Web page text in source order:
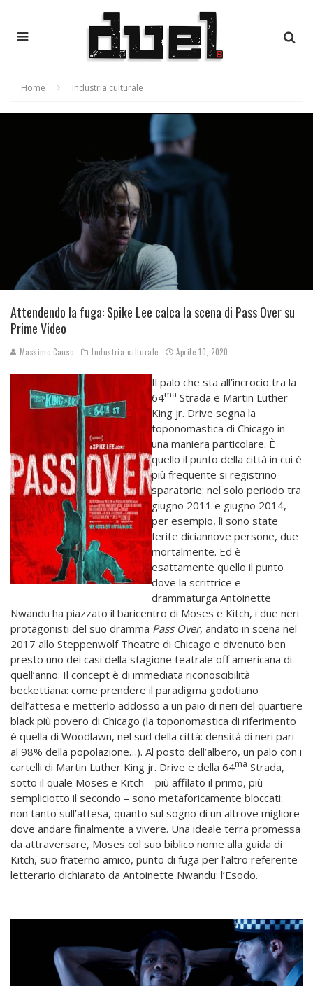
Home Industria culturale
Attendendo la fuga: Spike Lee calca la scena di Pass Over su
Prime Video
Massimo Causo Industria culturale Aprile 10, 2020
Il palo che sta all’incrocio tra la
64ma Strada e Martin Luther
King jr. Drive segna la
toponomastica di Chicago in
una maniera particolare. È
quello il punto della città in cui è
più frequente si registrino
sparatorie: nel solo periodo tra
giugno 2011 e giugno 2014,
per esempio, lì sono state
ferite diciannove persone, due
mortalmente. Ed è
esattamente quello il punto
dove la scrittrice e
drammaturga Antoinette
Nwandu ha piazzato il baricentro di Moses e Kitch, i due neri
protagonisti del suo dramma Pass Over, andato in scena nel
2017 allo Steppenwolf Theatre di Chicago e divenuto ben
presto uno dei casi della stagione teatrale off americana di
quell’anno. Il concept è di immediata riconoscibilità
beckettiana: come prendere il paradigma godotiano
dell’attesa e metterlo addosso a un paio di neri del quartiere
black più povero di Chicago (la toponomastica di riferimento
è quella di Woodlawn, nel sud della città: densità di neri pari
al 98% della popolazione…). Al posto dell’albero, un palo con i
cartelli di Martin Luther King jr. Drive e della 64ma Strada,
sotto il quale Moses e Kitch – più affilato il primo, più
sempliciotto il secondo – sono metaforicamente bloccati:
non tanto sull’attesa, quanto sul sogno di un altrove migliore
dove andare finalmente a vivere. Una ideale terra promessa
da attraversare, Moses col suo biblico nome alla guida di
Kitch, suo fraterno amico, punto di fuga per l’altro referente
letterario dichiarato da Antoinette Nwandu: l’Esodo.